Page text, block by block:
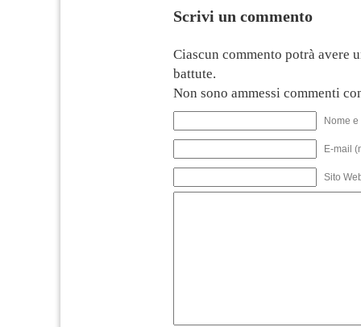
Scrivi un commento
Ciascun commento potrà avere
battute.
Non sono ammessi commenti
Nome
E-mail
Sito